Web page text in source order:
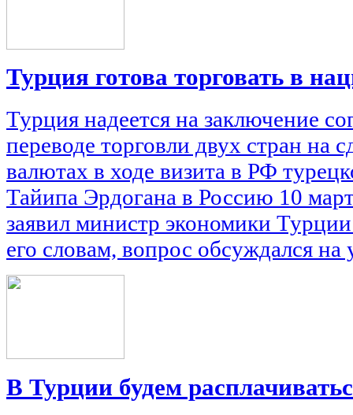
Турция готова торговать в
Турция надеется на заключение
переводе торговли двух стран на
валютах в ходе визита в РФ
Тайипа Эрдогана в Россию 10
заявил министр экономики
его словам, вопрос обсуждался на
В Турции будем